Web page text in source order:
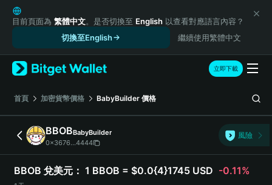
English
日本語
Русский
Español (Latinoamérica)
Türkçe
Italiano
Deutsch
简体中文
繁體中文
Português (Portugal)
Bahasa Indonesia
目前頁面為 繁體中文。是否切換至 English 以查看對應語言內容？
切換至English
繼續使用繁體中文
立即下載
首頁 加密貨幣價格 ⁨BabyBuilder 價格
BBOB⁩⁨BabyBuilder
0x3676...4444
風險
BBOB⁩ 兌美元： 1 BBOB⁩ = $0.0{4}1745 USD -0.11%